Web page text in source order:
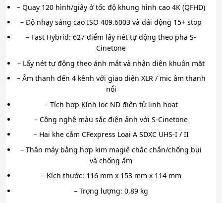
– Quay 120 hình/giây ở tốc độ khung hình cao 4K (QFHD)
– Độ nhạy sáng cao ISO 409.6003 và dải động 15+ stop
– Fast Hybrid: 627 điểm lấy nét tự động theo pha S-
Cinetone
– Lấy nét tự động theo ánh mắt và nhận diện khuôn mặt
– Âm thanh đến 4 kênh với giao diện XLR / mic âm thanh
nổi
– Tích hợp Kính lọc ND điện tử linh hoạt
– Công nghệ màu sắc điện ảnh với S-Cinetone
– Hai khe cắm CFexpress Loại A SDXC UHS-I / II
– Thân máy bằng hợp kim magiê chắc chắn/chống bụi
và chống ẩm
– Kích thước: 116 mm x 153 mm x 114 mm
– Trọng lượng: 0,89 kg